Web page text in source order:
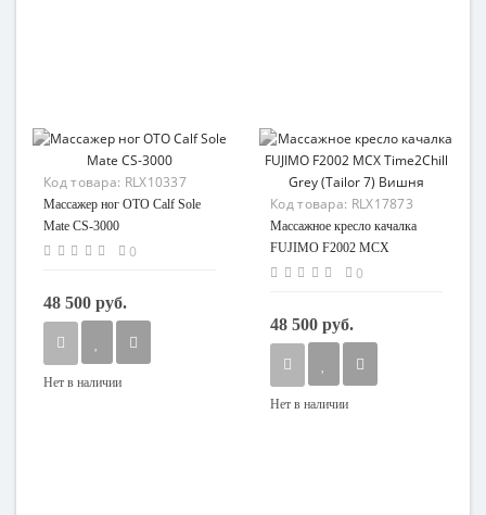
Код товара: RLX10337
Массажер ног OTO Calf Sole
Mate CS-3000
0
48 500 руб.
Нет в наличии
Код товара: RLX17873
Массажное кресло качалка
FUJIMO F2002 МСX
Time2Chill Grey (Tailor 7)
0
48 500 руб.
Нет в наличии